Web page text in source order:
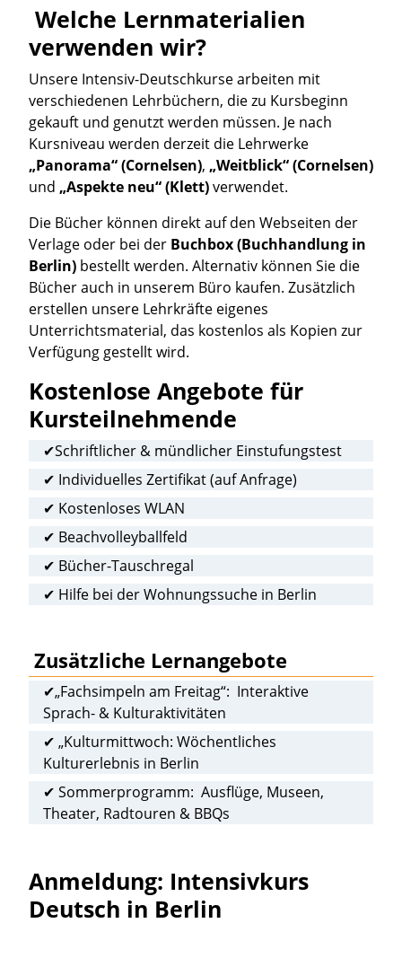
Welche Lernmaterialien
verwenden wir?
Unsere Intensiv-Deutschkurse arbeiten mit
verschiedenen Lehrbüchern, die zu Kursbeginn
gekauft und genutzt werden müssen. Je nach
Kursniveau werden derzeit die Lehrwerke
„Panorama“ (Cornelsen), „Weitblick“ (Cornelsen)
und „Aspekte neu“ (Klett)verwendet.
Die Bücher können direkt auf den Webseiten der
Verlage oder bei der Buchbox (Buchhandlung in
Berlin) bestellt werden. Alternativ können Sie die
Bücher auch in unserem Büro kaufen. Zusätzlich
erstellen unsere Lehrkräfte eigenes
Unterrichtsmaterial, das kostenlos als Kopien zur
Verfügung gestellt wird.
Kostenlose Angebote für
Kursteilnehmende
✔Schriftlicher & mündlicher Einstufungstest
✔ Individuelles Zertifikat (auf Anfrage)
✔ Kostenloses WLAN
✔ Beachvolleyballfeld
✔ Bücher-Tauschregal
✔ Hilfe bei der Wohnungssuche in Berlin
Zusätzliche Lernangebote
✔„Fachsimpeln am Freitag“: Interaktive
Sprach- & Kulturaktivitäten
✔ „Kulturmittwoch: Wöchentliches
Kulturerlebnis in Berlin
✔ Sommerprogramm: Ausflüge, Museen,
Theater, Radtouren & BBQs
Anmeldung: Intensivkurs
Deutsch in Berlin